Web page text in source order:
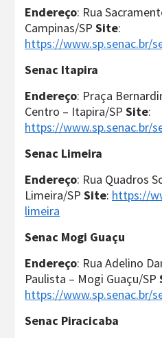
Endereço: Rua
Campinas/SP Site:
https://www.sp.senac.br/
Senac Itapira
Endereço: Praça
Centro – Itapira/SP Site:
https://www.sp.senac.br/
Senac Limeira
Endereço: Rua Quadros
Limeira/SP Site: https://
limeira
Senac Mogi Guaçu
Endereço: Rua Adelino
Paulista – Mogi Guaçu/SP
https://www.sp.senac.br/
Senac Piracicaba